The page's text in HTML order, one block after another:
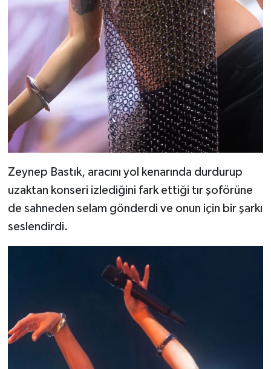
Zeynep Bastık, aracını yol kenarında durdurup
uzaktan konseri izlediğini fark ettiği tır şoförüne
de sahneden selam gönderdi ve onun için bir şarkı
seslendirdi.